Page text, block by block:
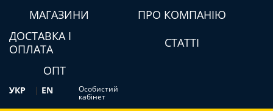
МАГАЗИНИ
ПРО КОМПАНІЮ
ДОСТАВКА І
ОПЛАТА
СТАТТІ
ОПТ
УКР | EN Особистий
кабінет